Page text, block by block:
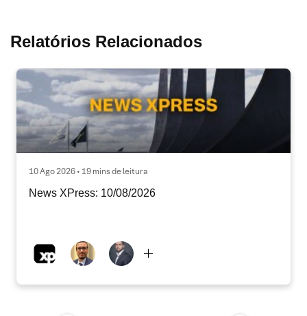
Relatórios Relacionados
10 Ago 2026 • 19 mins de leitura
News XPress: 10/08/2026